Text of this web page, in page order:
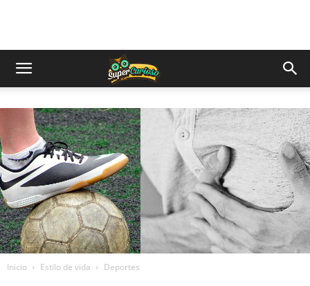
Inicio Estilo de vida Deportes